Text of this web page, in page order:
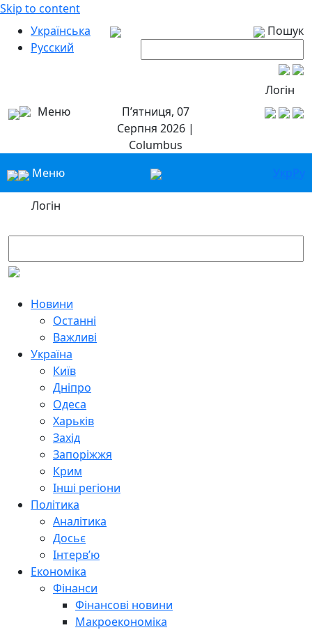
Skip to content
Українська
Русский
Пошук
Логін
Меню
П’ятниця, 07
Серпня 2026 |
Columbus
Меню
УкрРу
Логін
Новини
Останні
Важливі
Україна
Київ
Дніпро
Одеса
Харьків
Захід
Запоріжжя
Крим
Інші регіони
Політика
Аналітика
Досьє
Інтерв’ю
Економіка
Фінанси
Фінансові новини
Макроекономіка